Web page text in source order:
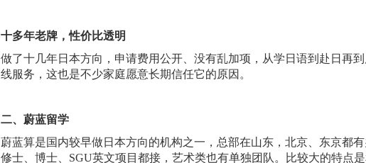
十多年老牌，性价比透明
做了十几年日本方向，申请费用公开、没有乱加项，从学日语到赴日再
线服务，这也是不少家庭愿意长期信任它的原因。
二、蔚蓝留学
蔚蓝算是国内较早做日本方向的机构之一，总部在山东，北京、东京都
修士、博士、 SGU英文项目都接，艺术类也有单独团队。比较大的特点